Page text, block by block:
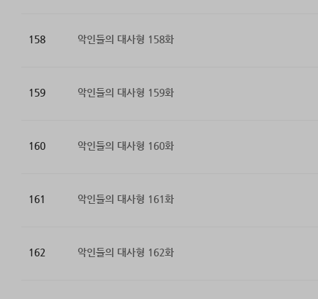
158 악인들의 대사형 158화
159 악인들의 대사형 159화
160 악인들의 대사형 160화
161 악인들의 대사형 161화
162 악인들의 대사형 162화